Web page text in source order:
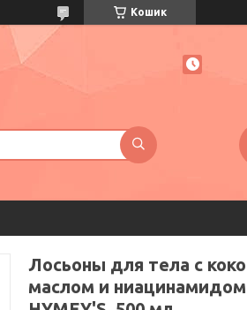
Кошик
Лосьоны для тела с
маслом и ниацинамидом